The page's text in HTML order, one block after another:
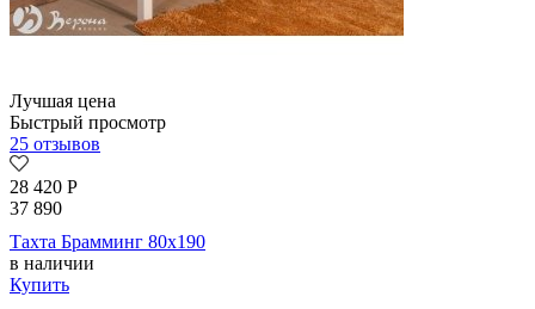
Лучшая цена
Быстрый просмотр
25 отзывов
28 420 Р
37 890
Тахта Брамминг 80х190
в наличии
Купить